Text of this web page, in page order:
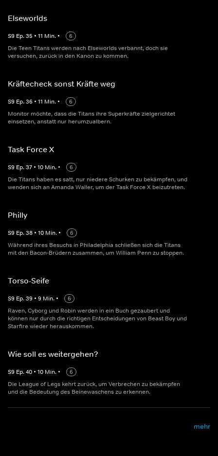
Elseworlds
S9 Ep.35 • 11 Min. •
6
Die Teen Titans werden nach Elseworlds verbannt, doch sie
versuchen, zurück in den Kanon zu kommen.
Kräftecheck sonst Kräfte weg
S9 Ep.36 • 11 Min. •
6
Monitor möchte, dass die Titans ihre Superkräfte zielgerichtet
einsetzen, anstatt nur herumzualbern.
Task Force X
S9 Ep.37 • 10 Min. •
6
Die Titans haben es satt, nur niedere Schurken zu bekämpfen, und
wenden sich an Amanda Waller, um der Task Force X beizutreten.
Philly
S9 Ep.38 • 10 Min. •
6
Während ihres Besuchs in Philadelphia schließen sich die Titans
mit den Bacon-Brüdern zusammen, um William Penn zu stoppen.
Torso-Seife
S9 Ep.39 • 9 Min. •
6
Raven, Cyborg und Robin werden in ein Buch gezaubert und
können nur durch die richtigen Entscheidungen von Beast Boy und
Starfire wieder herauskommen.
Wie soll es weitergehen?
S9 Ep.40 • 10 Min. •
6
Die League of Legs kehrt zurück, um Verbrechen zu bekämpfen
und die Bedeutung des Beinewaschens zu erkennen.
mehr